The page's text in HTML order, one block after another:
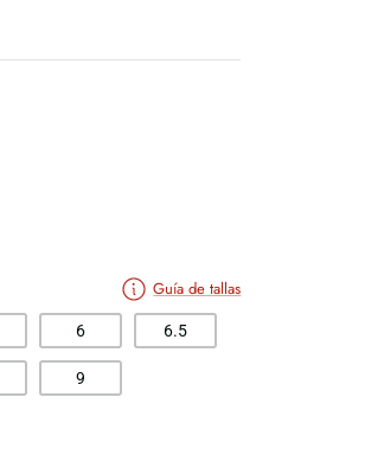
Guía de tallas
6 6.5
9